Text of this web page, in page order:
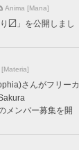
Anima [Mana]
〼」を公開しまし
さんがフリーカ
メンバー募集を開